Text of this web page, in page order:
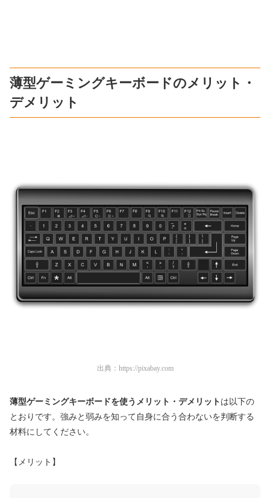
薄型ゲーミングキーボードのメリット・
デメリット
出典： https://pixabay.com
薄型ゲーミングキーボードを使うメリット・デメリット は以下の
とおりです。強みと弱みを知って自身に合う合わないを判断する
材料にしてください。
【メリット】